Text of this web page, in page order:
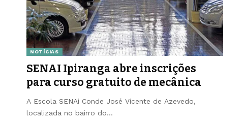
NOTÍCIAS
SENAI Ipiranga abre inscrições
para curso gratuito de mecânica
A Escola SENAi Conde José Vicente de Azevedo,
localizada no bairro do…